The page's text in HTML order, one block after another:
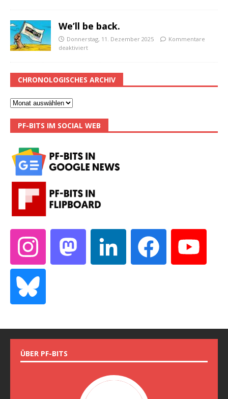
We’ll be back.
Donnerstag, 11. Dezember 2025
Kommentare
deaktiviert
CHRONOLOGISCHES ARCHIV
PF-BITS IM SOCIAL WEB
ÜBER PF-BITS